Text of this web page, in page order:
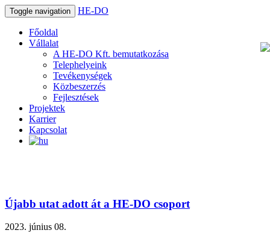
Toggle navigation HE-DO
Főoldal
Vállalat
A HE-DO Kft. bemutatkozása
Telephelyeink
Tevékenységek
Közbeszerzés
Fejlesztések
Projektek
Karrier
Kapcsolat
Újabb utat adott át a HE-DO csoport
2023. június 08.